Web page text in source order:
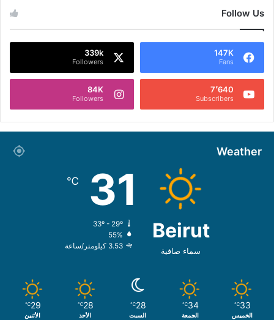
Follow Us
147K
Fans
339k
Followers
7٬640
Subscribers
84K
Followers
Weather
Beirut
سماء صافية
31
℃
33º - 29º
55%
3.53 كيلومتر/ساعة
33
℃
الخميس
34
℃
الجمعة
28
℃
السبت
28
℃
الأحد
29
℃
الأثنين